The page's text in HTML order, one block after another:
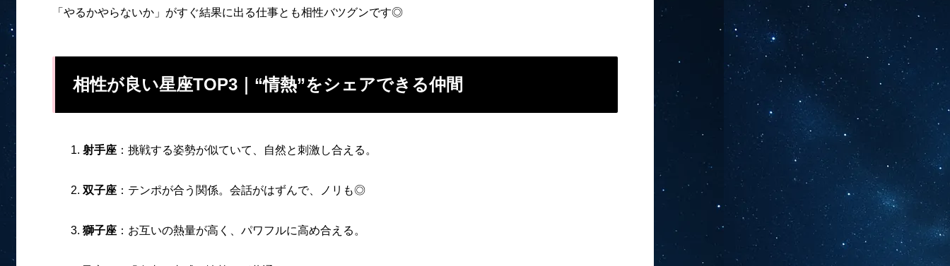
「やるかやらないか」がすぐ結果に出る仕事とも相性バツグンです◎
相性が良い星座TOP3｜“情熱”をシェアできる仲間
射手座 ：挑戦する姿勢が似ていて、自然と刺激し合える。
双子座 ：テンポが合う関係。会話がはずんで、ノリも◎
獅子座 ：お互いの熱量が高く、パワフルに高め合える。